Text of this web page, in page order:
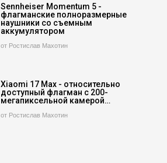
Sennheiser Momentum 5 -
флагманские полноразмерные
наушники со съемным
аккумулятором
от Ростислав Махотин
Xiaomi 17 Max - относительно
доступный флагман с 200-
мегапиксельной камерой…
от Ростислав Махотин